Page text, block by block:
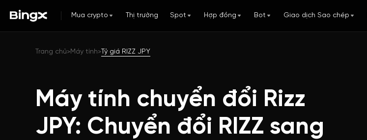
Mua crypto Thị trường Spot Hợp đồng Bot Giao dịch Sao chép
Trang chủ>Máy tính> Tỷ giá RIZZ JPY
Máy tính chuyển đổi Rizz
JPY: Chuyển đổi RIZZ sang